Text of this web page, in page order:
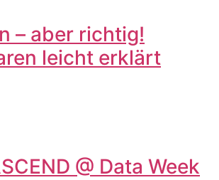
– aber richtig!
leicht erklärt
@ Data Week